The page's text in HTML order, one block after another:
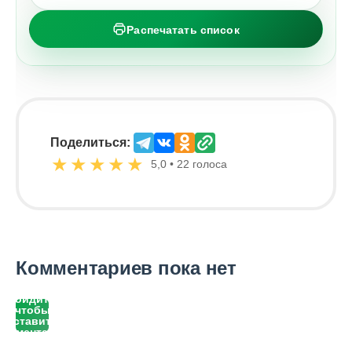
Распечатать список
Поделиться:
★ ★ ★ ★ ★ 5,0 • 22 голоса
Комментариев пока нет
Войдите,
чтобы
оставить